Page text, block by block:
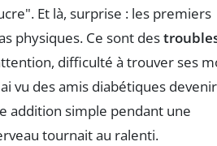
Et là, surprise : les premiers
physiques. Ce sont des
difficulté à trouver ses
vu des amis diabétiques devenir
addition simple pendant une
tournait au ralenti.